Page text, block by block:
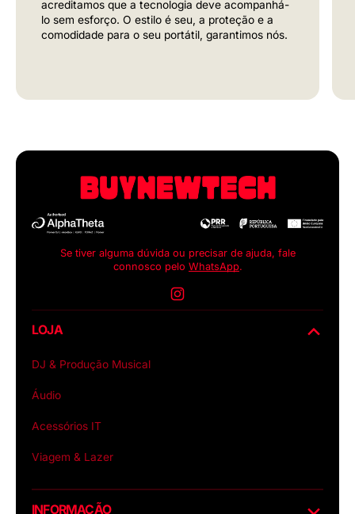
acreditamos que a tecnologia deve acompanhá-
lo sem esforço. O estilo é seu, a proteção e a
comodidade para o seu portátil, garantimos nós.
Se tiver alguma dúvida ou precisar de ajuda, fale
connosco pelo WhatsApp.
Instagram
LOJA
DJ & Produção Musical
Áudio
Acessórios IT
Viagem & Lazer
INFORMAÇÃO